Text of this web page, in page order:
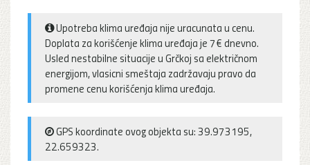
Upotreba klima uređaja nije uracunata u cenu.
Doplata za korišćenje klima uređaja je 7€ dnevno.
Usled nestabilne situacije u Grčkoj sa električnom
energijom, vlasicni smeštaja zadržavaju pravo da
promene cenu korišćenja klima uređaja.
GPS koordinate ovog objekta su: 39.973195,
22.659323.